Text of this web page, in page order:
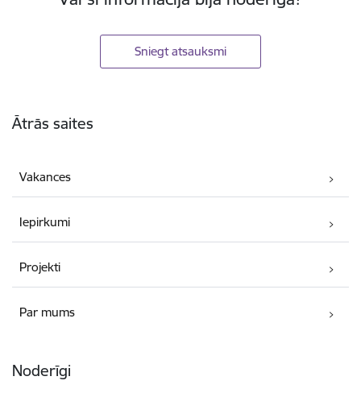
Sniegt atsauksmi
Ātrās saites
Vakances
Iepirkumi
Projekti
Par mums
Noderīgi